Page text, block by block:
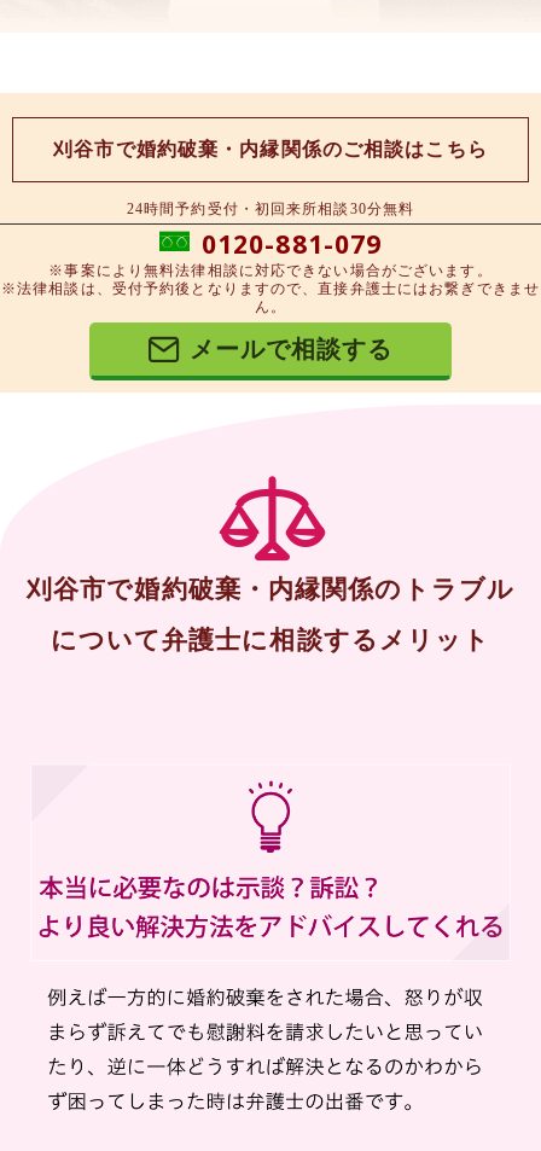
刈谷市で婚約破棄・内縁関係のご相談はこちら
24時間予約受付・初回来所相談30分無料
0120-881-079
※事案により無料法律相談に対応できない場合がございます。
※法律相談は、受付予約後となりますので、直接弁護士にはお繋ぎできませ
ん。
メールで相談する
刈谷市で婚約破棄・内縁関係のトラブル
について弁護士に相談するメリット